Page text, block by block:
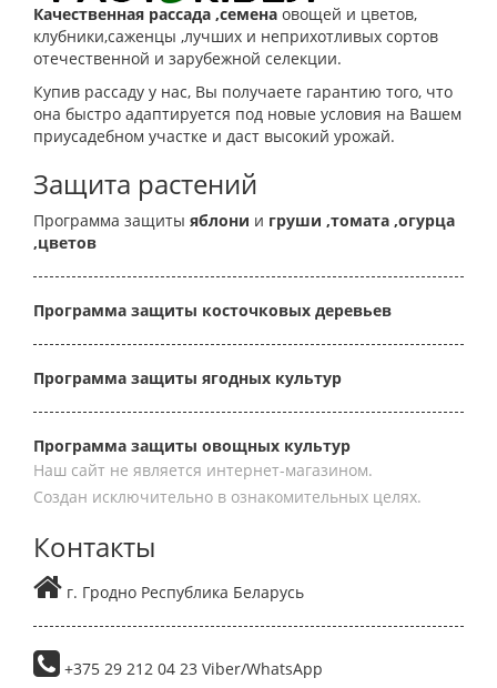
Качественная рассада ,семена овощей и цветов,
клубники,саженцы ,лучших и неприхотливых сортов
отечественной и зарубежной селекции.
Купив рассаду у нас, Вы получаете гарантию того, что
она быстро адаптируется под новые условия на Вашем
приусадебном участке и даст высокий урожай.
Защита растений
Программа защиты яблони и груши ,томата ,огурца
,цветов
Программа защиты косточковых деревьев
Программа защиты ягодных культур
Программа защиты овощных культур
Наш сайт не является интернет-магазином.
Создан исключительно в ознакомительных целях.
Контакты
г. Гродно Республика Беларусь
+375 29 212 04 23 Viber/WhatsApp